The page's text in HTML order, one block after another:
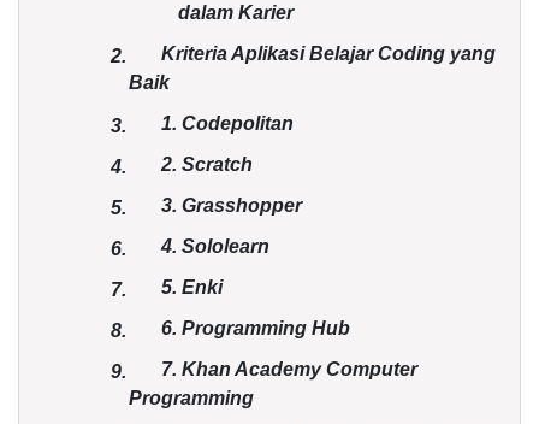
dalam Karier
2.
Kriteria Aplikasi Belajar Coding yang
Baik
3. 1. Codepolitan
4. 2. Scratch
5. 3. Grasshopper
6. 4. Sololearn
7. 5. Enki
8. 6. Programming Hub
9.
7. Khan Academy Computer
Programming